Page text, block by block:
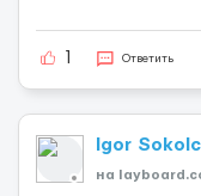
Ответить
Igor
на